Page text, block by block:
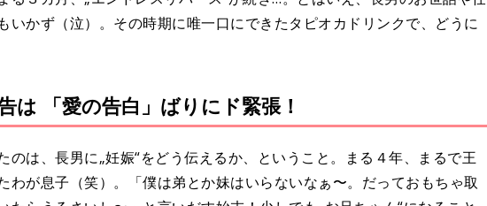
いかず（泣）。その時期に唯一口にできたタピオカドリンクで、どうに
は 「愛の告白」ばりにド緊張！
は、長男に„妊娠“をどう伝えるか、ということ。まる４年、まるで王
わが息子（笑）。「僕は弟とか妹はいらないなぁ〜。だっておもちゃ取